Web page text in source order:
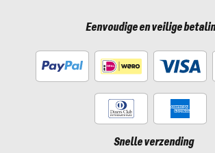
Eenvoudige en veilige
Snelle verzending